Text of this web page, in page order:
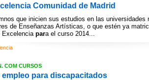
Comunidad de Madrid
que inicien sus estudios en las
de Enseñanzas Artísticas, o que estén ya
Excelencia para el curso 2014...
COM CURSOS
empleo para discapacitados